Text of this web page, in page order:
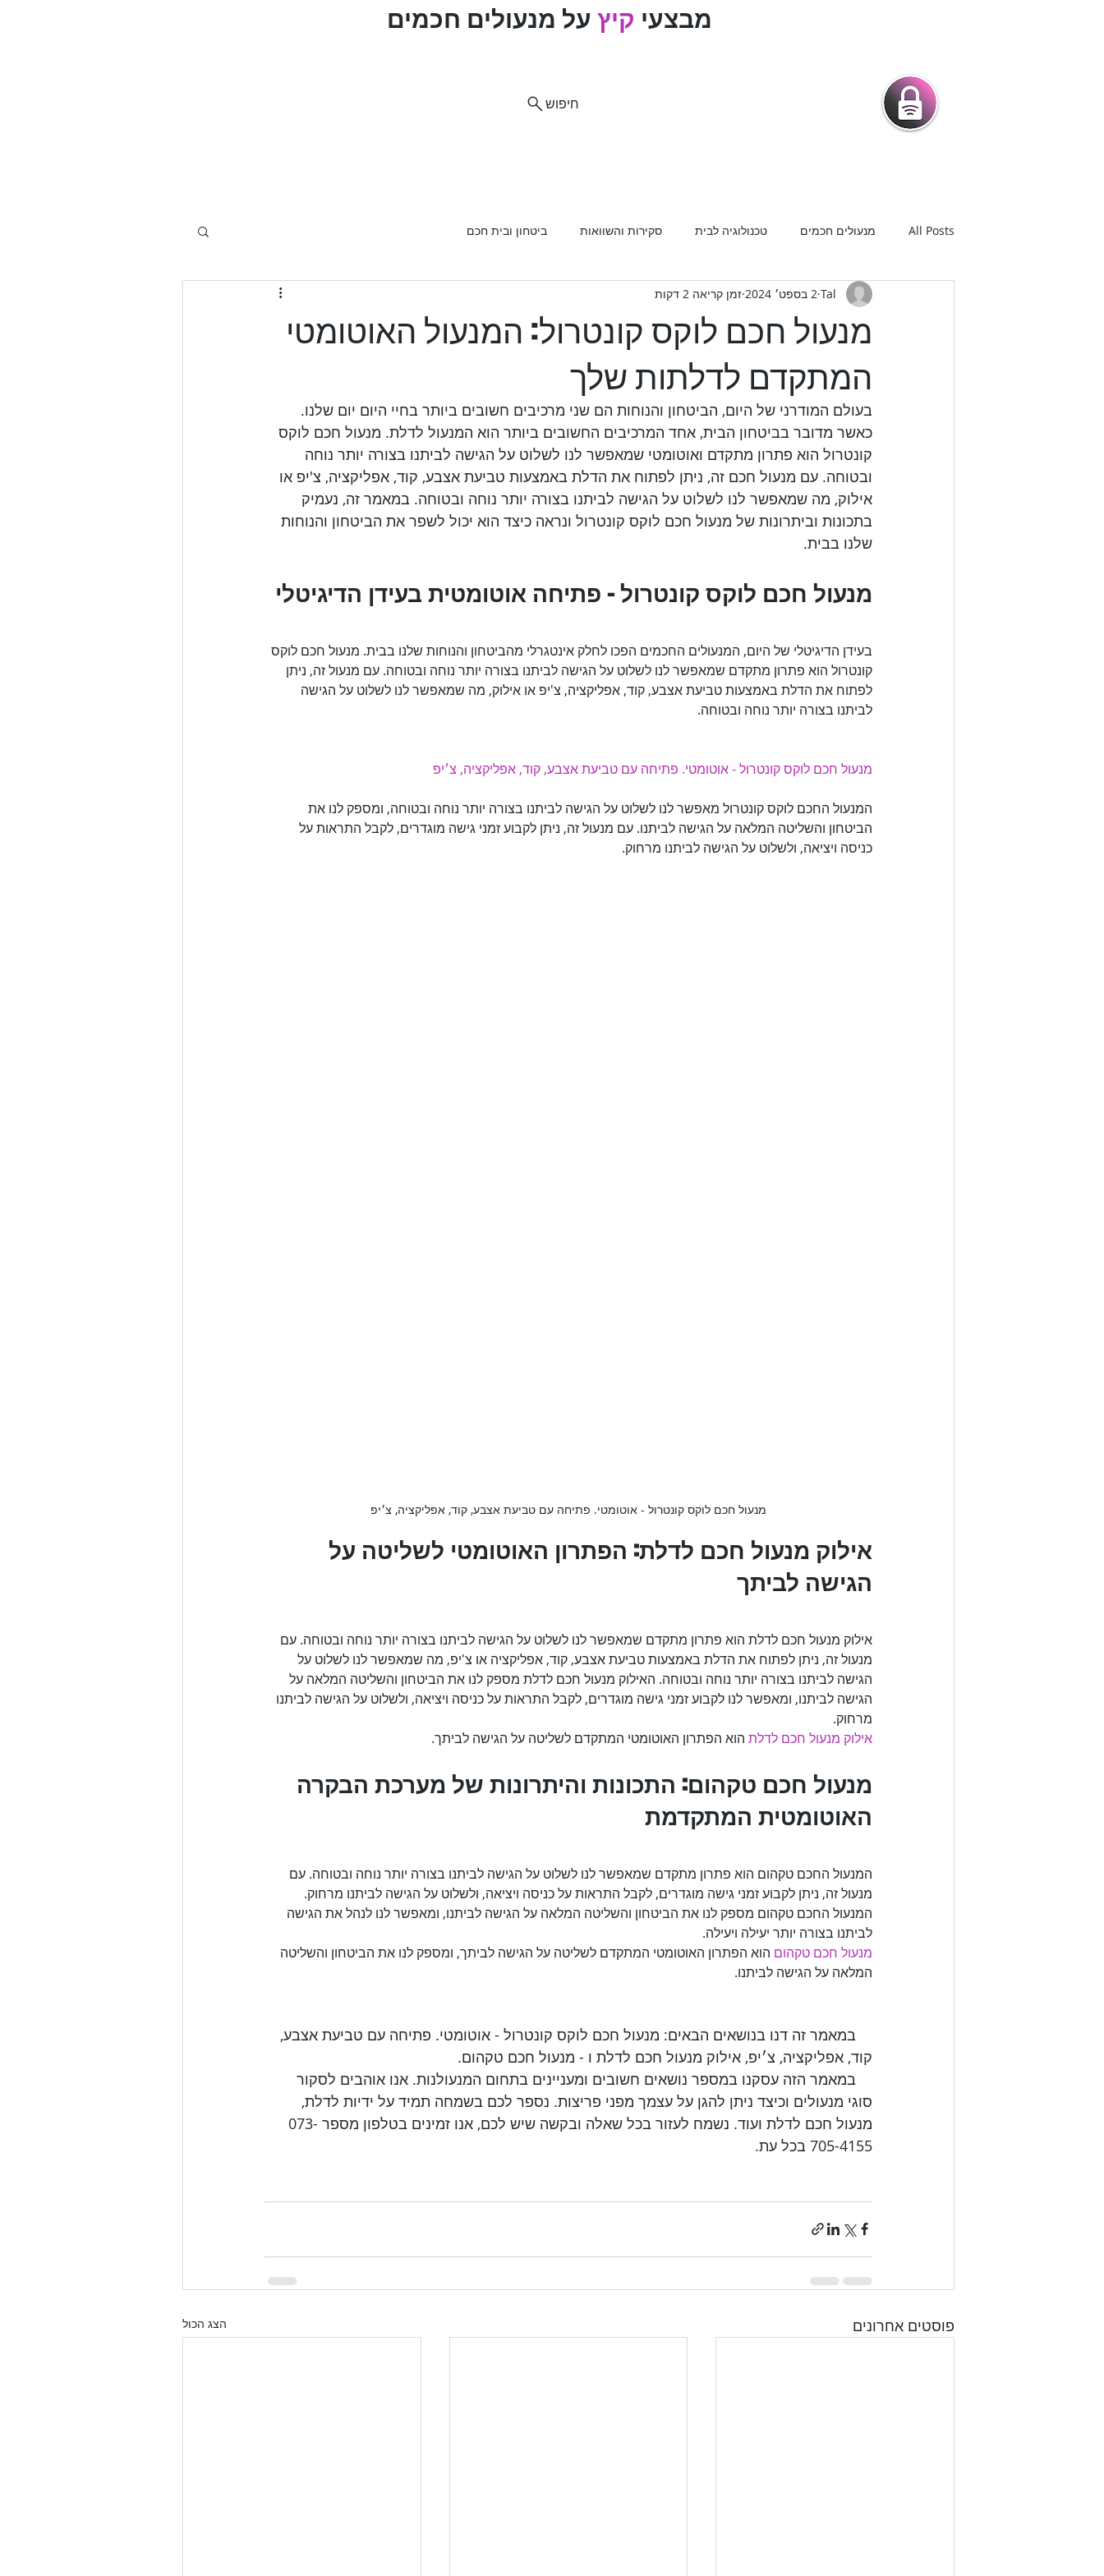
מבצעי קיץ על מנעולים חכמים
חיפוש
All Posts מנעולים חכמים טכנולוגיה לבית סקירות והשוואות ביטחון ובית חכם
מנעול חכם לוקס קונטרול: המנעול האוטומטי
המתקדם לדלתות שלך
Tal 2 בספט׳ 2024 זמן קריאה 2 דקות
בעולם המודרני של היום, הביטחון והנוחות הם שני מרכיבים חשובים ביותר בחיי היום יום שלנו.
כאשר מדובר בביטחון הבית, אחד המרכיבים החשובים ביותר הוא המנעול לדלת. מנעול חכם לוקס
קונטרול הוא פתרון מתקדם ואוטומטי שמאפשר לנו לשלוט על הגישה לביתנו בצורה יותר נוחה
ובטוחה. עם מנעול חכם זה, ניתן לפתוח את הדלת באמצעות טביעת אצבע, קוד, אפליקציה, צ'יפ או
אילוק, מה שמאפשר לנו לשלוט על הגישה לביתנו בצורה יותר נוחה ובטוחה. במאמר זה, נעמיק
בתכונות וביתרונות של מנעול חכם לוקס קונטרול ונראה כיצד הוא יכול לשפר את הביטחון והנוחות
שלנו בבית.
מנעול חכם לוקס קונטרול - פתיחה אוטומטית בעידן הדיגיטלי
בעידן הדיגיטלי של היום, המנעולים החכמים הפכו לחלק אינטגרלי מהביטחון והנוחות שלנו בבית. מנעול חכם לוקס
קונטרול הוא פתרון מתקדם שמאפשר לנו לשלוט על הגישה לביתנו בצורה יותר נוחה ובטוחה. עם מנעול זה, ניתן
לפתוח את הדלת באמצעות טביעת אצבע, קוד, אפליקציה, צ'יפ או אילוק, מה שמאפשר לנו לשלוט על הגישה
מנעול חכם לוקס קונטרול - אוטומטי. פתיחה עם טביעת אצבע, קוד, אפליקציה, צ׳יפ
המנעול החכם לוקס קונטרול מאפשר לנו לשלוט על הגישה לביתנו בצורה יותר נוחה ובטוחה, ומספק לנו את
הביטחון והשליטה המלאה על הגישה לביתנו. עם מנעול זה, ניתן לקבוע זמני גישה מוגדרים, לקבל התראות על
כניסה ויציאה, ולשלוט על הגישה לביתנו מרחוק.
מנעול חכם לוקס קונטרול - אוטומטי. פתיחה עם טביעת אצבע, קוד, אפליקציה, צ׳יפ
אילוק מנעול חכם לדלת: הפתרון האוטומטי לשליטה על
הגישה לביתך
אילוק מנעול חכם לדלת הוא פתרון מתקדם שמאפשר לנו לשלוט על הגישה לביתנו בצורה יותר נוחה ובטוחה. עם
מנעול זה, ניתן לפתוח את הדלת באמצעות טביעת אצבע, קוד, אפליקציה או צ'יפ, מה שמאפשר לנו לשלוט על
הגישה לביתנו בצורה יותר נוחה ובטוחה. האילוק מנעול חכם לדלת מספק לנו את הביטחון והשליטה המלאה על
הגישה לביתנו, ומאפשר לנו לקבוע זמני גישה מוגדרים, לקבל התראות על כניסה ויציאה, ולשלוט על הגישה לביתנו
מרחוק.
אילוק מנעול חכם לדלת הוא הפתרון האוטומטי המתקדם לשליטה על הגישה לביתך.
מנעול חכם טקהום: התכונות והיתרונות של מערכת הבקרה
האוטומטית המתקדמת
המנעול החכם טקהום הוא פתרון מתקדם שמאפשר לנו לשלוט על הגישה לביתנו בצורה יותר נוחה ובטוחה. עם
מנעול זה, ניתן לקבוע זמני גישה מוגדרים, לקבל התראות על כניסה ויציאה, ולשלוט על הגישה לביתנו מרחוק.
המנעול החכם טקהום מספק לנו את הביטחון והשליטה המלאה על הגישה לביתנו, ומאפשר לנו לנהל את הגישה
לביתנו בצורה יותר יעילה ויעילה.
מנעול חכם טקהום הוא הפתרון האוטומטי המתקדם לשליטה על הגישה לביתך, ומספק לנו את הביטחון והשליטה
המלאה על הגישה לביתנו.
    במאמר זה דנו בנושאים הבאים: מנעול חכם לוקס קונטרול - אוטומטי. פתיחה עם טביעת אצבע,
    במאמר הזה עסקנו במספר נושאים חשובים ומעניינים בתחום המנעולנות. אנו אוהבים לסקור
סוגי מנעולים וכיצד ניתן להגן על עצמך מפני פריצות. נספר לכם בשמחה תמיד על ידיות לדלת,
מנעול חכם לדלת ועוד. נשמח לעזור בכל שאלה ובקשה שיש לכם, אנו זמינים בטלפון מספר 073-
פוסטים אחרונים הצג הכול